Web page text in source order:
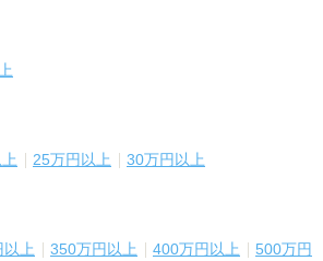
25万円以上 30万円以上
上 350万円以上 400万円以上
500万円